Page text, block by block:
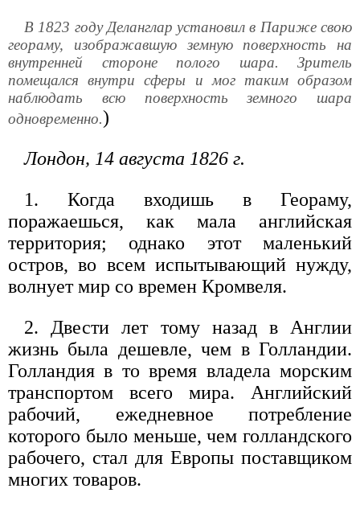
В 1823 году Деланглар установил в Париже свою
геораму, изображавшую земную поверхность на
внутренней стороне полого шара. Зритель
помещался внутри сферы и мог таким образом
наблюдать всю поверхность земного шара
одновременно.)
Лондон, 14 августа 1826 г.
1. Когда входишь в Геораму,
поражаешься, как мала английская
территория; однако этот маленький
остров, во всем испытывающий нужду,
волнует мир со времен Кромвеля.
2. Двести лет тому назад в Англии
жизнь была дешевле, чем в Голландии.
Голландия в то время владела морским
транспортом всего мира. Английский
рабочий, ежедневное потребление
которого было меньше, чем голландского
рабочего, стал для Европы поставщиком
многих товаров.